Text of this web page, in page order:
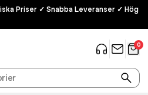
Priser ✓ Snabba Leveranser ✓ Hög
0